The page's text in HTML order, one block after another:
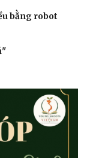
bằng robot